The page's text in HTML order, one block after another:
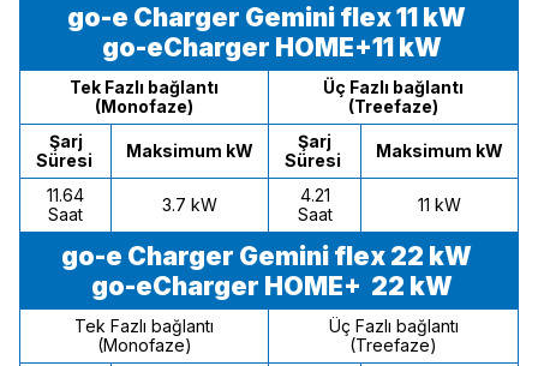
go-e Charger Gemini flex 11 kW
go-eCharger HOME+11 kW
Tek Fazlı bağlantı
(Monofaze)
Üç Fazlı bağlantı
(Treefaze)
Şarj
Süresi
Maksimum kW
Şarj
Süresi
Maksimum kW
11.64
Saat
3.7 kW
4.21
Saat
11 kW
go-e Charger Gemini flex 22 kW
go-eCharger HOME+ 22 kW
Tek Fazlı bağlantı
(Monofaze)
Üç Fazlı bağlantı
(Treefaze)